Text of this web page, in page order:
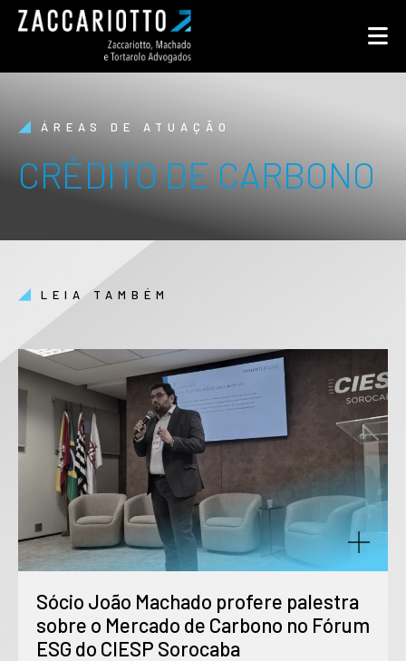
ÁREAS DE ATUAÇÃO
CRÉDITO DE CARBONO
LEIA TAMBÉM
Sócio João Machado profere palestra
sobre o Mercado de Carbono no Fórum
ESG do CIESP Sorocaba